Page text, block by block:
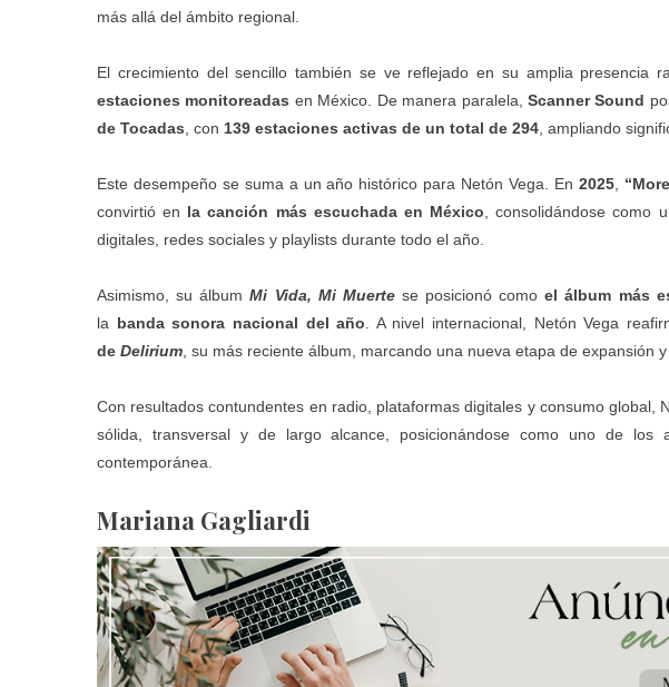
más allá del ámbito regional.
El crecimiento del sencillo también se ve reflejado en su amplia presencia
estaciones monitoreadas en México. De manera paralela, Scanner Sound
de Tocadas, con 139 estaciones activas de un total de 294, ampliando
Este desempeño se suma a un año histórico para Netón Vega. En 2025,
convirtió en la canción más escuchada en México, consolidándose como
digitales, redes sociales y playlists durante todo el año.
Asimismo, su álbumMi Vida, Mi Muertese posicionó comoel álbum más
la banda sonora nacional del año. A nivel internacional, Netón Vega
de Delirium, su más reciente álbum, marcando una nueva etapa de expansión
Con resultados contundentes en radio, plataformas digitales y consumo global,
sólida, transversal y de largo alcance, posicionándose como uno de los
contemporánea.
Mariana Gagliardi